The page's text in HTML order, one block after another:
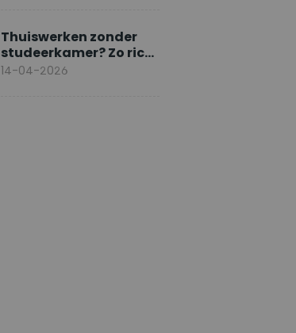
Thuiswerken zonder
studeerkamer? Zo richt
je slim in
14-04-2026